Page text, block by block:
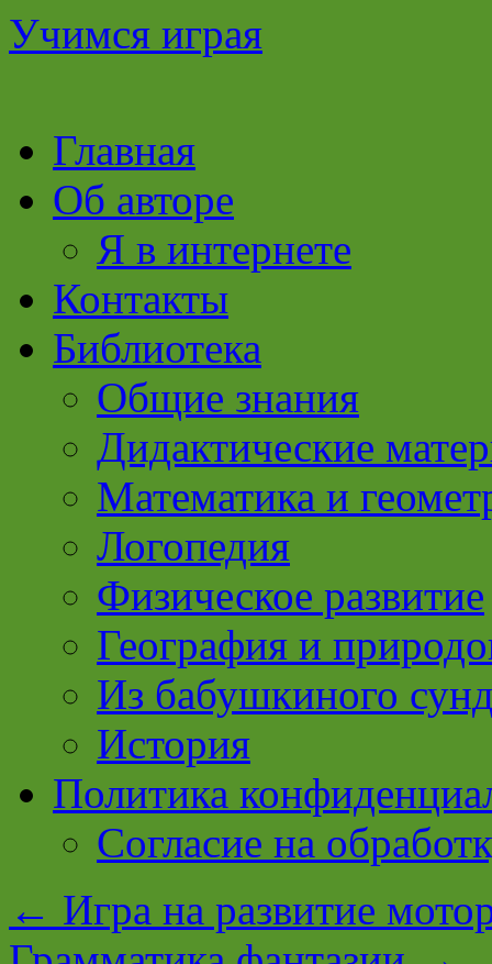
Учимся играя
Перейти
содержимому
Главная
Об авторе
Я в интернете
Контакты
Библиотека
Общие знания
Дидактические
Математика и
Логопедия
Физическое развитие
География и
Из бабушкиного
История
Политика
Согласие на
← Игра на развитие